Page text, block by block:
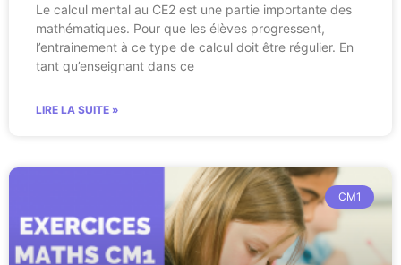
Le calcul mental au CE2 est une partie importante des
mathématiques. Pour que les élèves progressent,
l’entrainement à ce type de calcul doit être régulier. En
tant qu’enseignant dans ce
LIRE LA SUITE »
CM1